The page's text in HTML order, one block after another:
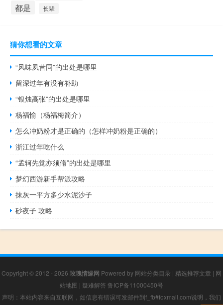
都是 长辈
猜你想看的文章
“风味夙昔同”的出处是哪里
留深过年有没有补助
“银烛高张”的出处是哪里
杨福愉（杨福梅简介）
怎么冲奶粉才是正确的（怎样冲奶粉是正确的）
浙江过年吃什么
“孟轲先觉亦须脩”的出处是哪里
梦幻西游新手帮派攻略
抹灰一平方多少水泥沙子
砂夜子 攻略
Copyright © 2012 - 2026 玫瑰情缘网 Powered by 网站分类目录 | 精选推荐文章 | 网
站地图 | 疑难解答 鲁ICP备11000450号
声明：本站内容来自互联网，如信息有错误可发邮件到f_fb#foxmail.com说明，我们